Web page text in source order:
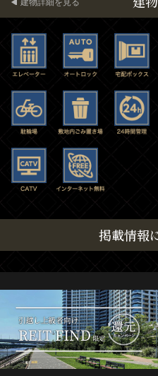
建物詳細を見る
掲載情報